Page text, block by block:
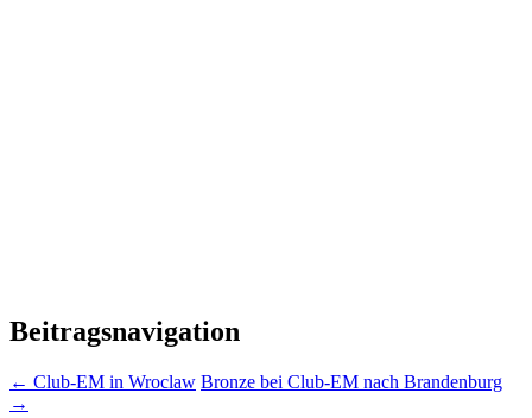
Beitragsnavigation
← Club-EM in Wroclaw Bronze bei Club-EM nach Brandenburg
→